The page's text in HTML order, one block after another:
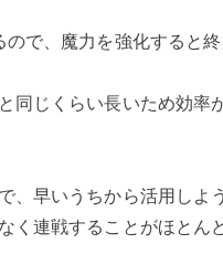
で、魔力を強化すると
同じくらい長いため効率
、早いうちから活用しよう
く連戦することがほとん